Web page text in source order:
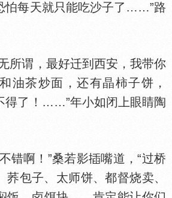
怕每天就只能吃沙子了……”路
谓，最好迁到西安，我带你
油茶炒面，还有晶柿子饼，
得了！……”年小如闭上眼睛陶
啊！”桑若影
嘴道，“过桥
荞包子、太师饼、都督烧卖、